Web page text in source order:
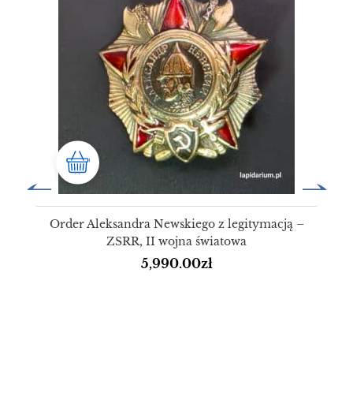
Order Aleksandra Newskiego z legitymacją –
ZSRR, II wojna światowa
5,990.00zł